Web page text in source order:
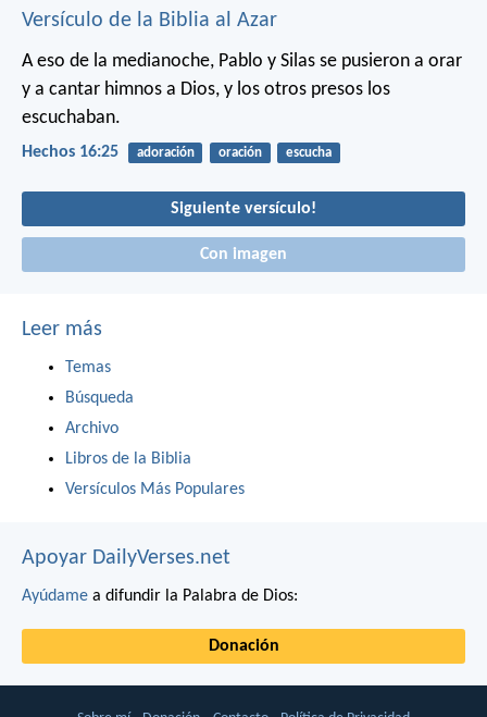
Versículo de la Biblia al Azar
A eso de la medianoche, Pablo y Silas se pusieron a orar
y a cantar himnos a Dios, y los otros presos los
escuchaban.
Hechos 16:25 adoración oración escucha
Siguiente versículo!
Con imagen
Leer más
Temas
Búsqueda
Archivo
Libros de la Biblia
Versículos Más Populares
Apoyar DailyVerses.net
Ayúdame a difundir la Palabra de Dios:
Donación